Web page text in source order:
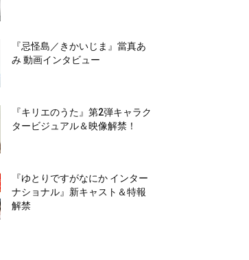
『忌怪島／きかいじま』當真あ
み 動画インタビュー
『キリエのうた』第2弾キャラク
タービジュアル＆映像解禁！
『ゆとりですがなにか インター
ナショナル』新キャスト＆特報
解禁